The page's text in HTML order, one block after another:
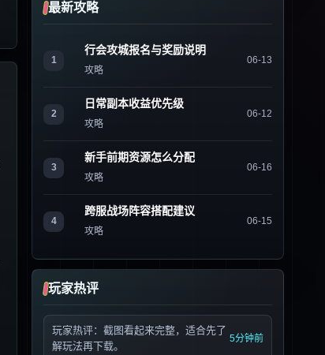
最新攻略
1
行会攻城报名与奖励说明
攻略
06-13
2
日常副本收益优先级
攻略
06-12
3
新手前期资源怎么分配
攻略
06-16
4
跨服战场阵容搭配建议
攻略
06-15
玩家热评
玩家热评：截图看起来完整，适合先了
解玩法再下载。
5分钟前